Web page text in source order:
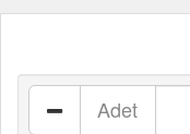
Adet